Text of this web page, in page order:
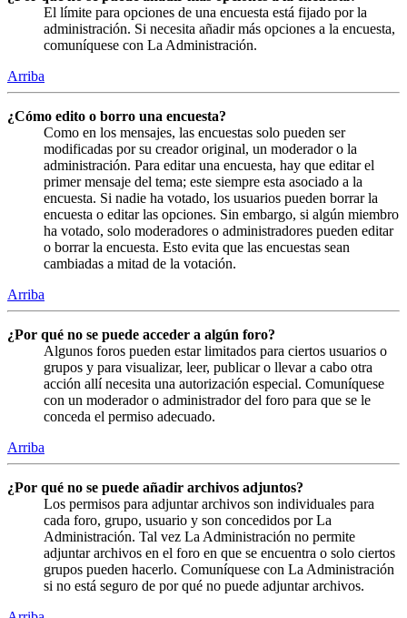
El límite para opciones de una encuesta está fijado por la
administración. Si necesita añadir más opciones a la encuesta,
comuníquese con La Administración.
Arriba
¿Cómo edito o borro una encuesta?
Como en los mensajes, las encuestas solo pueden ser
modificadas por su creador original, un moderador o la
administración. Para editar una encuesta, hay que editar el
primer mensaje del tema; este siempre esta asociado a la
encuesta. Si nadie ha votado, los usuarios pueden borrar la
encuesta o editar las opciones. Sin embargo, si algún miembro
ha votado, solo moderadores o administradores pueden editar
o borrar la encuesta. Esto evita que las encuestas sean
cambiadas a mitad de la votación.
Arriba
¿Por qué no se puede acceder a algún foro?
Algunos foros pueden estar limitados para ciertos usuarios o
grupos y para visualizar, leer, publicar o llevar a cabo otra
acción allí necesita una autorización especial. Comuníquese
con un moderador o administrador del foro para que se le
conceda el permiso adecuado.
Arriba
¿Por qué no se puede añadir archivos adjuntos?
Los permisos para adjuntar archivos son individuales para
cada foro, grupo, usuario y son concedidos por La
Administración. Tal vez La Administración no permite
adjuntar archivos en el foro en que se encuentra o solo ciertos
grupos pueden hacerlo. Comuníquese con La Administración
si no está seguro de por qué no puede adjuntar archivos.